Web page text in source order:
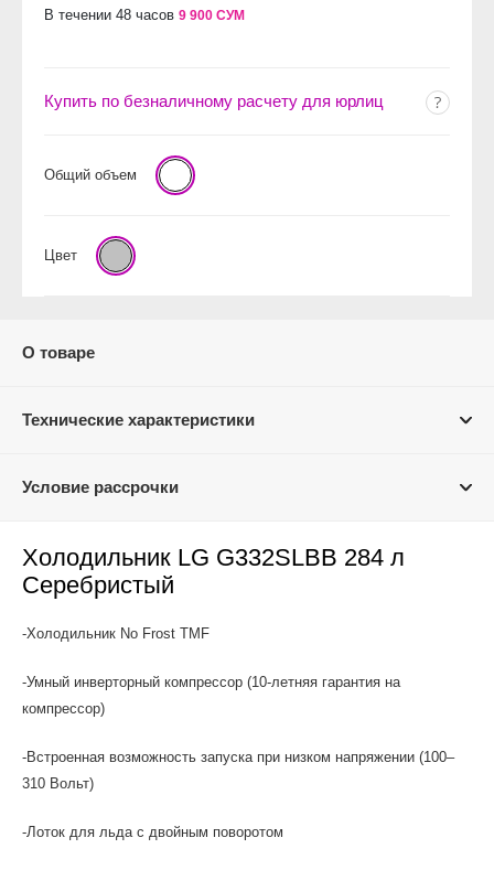
В течении 48 часов 9 900 СУМ
Купить по безналичному расчету для юрлиц
Общий объем
Цвет
О товаре
Технические характеристики
Условие рассрочки
Холодильник LG G332SLBB 284 л
Серебристый
-Холодильник No Frost TMF
-Умный инверторный компрессор (10-летняя гарантия на
компрессор)
-Встроенная возможность запуска при низком напряжении (100–
310 Вольт)
-Лоток для льда с двойным поворотом